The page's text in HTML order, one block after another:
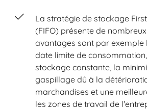
La stratégie de stockage
(FIFO) présente de
avantages sont par exemple
date limite de
stockage constante, la
gaspillage dû à la
marchandises et une
les zones de travail de